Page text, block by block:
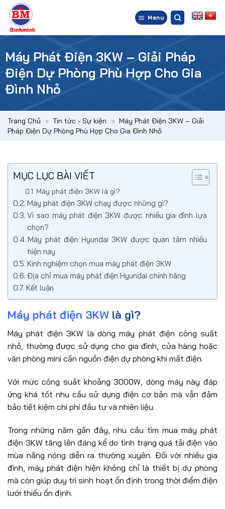
qua
nội
Menu
Máy Phát Điện 3KW – Giải Pháp
Điện Dự Phòng Phù Hợp Cho Gia
Đình Nhỏ
Trang Chủ » Tin tức - Sự kiện » Máy Phát Điện 3KW – Giải
Pháp Điện Dự Phòng Phù Hợp Cho Gia Đình Nhỏ
MỤC LỤC BÀI VIẾT
Máy phát điện 3KW là gì?
Máy phát điện 3KW chạy được những gì?
Vì sao máy phát điện 3KW được nhiều gia đình lựa
chọn?
Máy phát điện Hyundai 3KW được quan tâm nhiều
hiện nay
Kinh nghiệm chọn mua máy phát điện 3KW
Địa chỉ mua máy phát điện Hyundai chính hãng
Kết luận
Máy phát điện 3KW là gì?
Máy phát điện 3KW là dòng máy phát điện công suất
nhỏ, thường được sử dụng cho gia đình, cửa hàng hoặc
văn phòng mini cần nguồn điện dự phòng khi mất điện.
Với mức công suất khoảng 3000W, dòng máy này đáp
ứng khá tốt nhu cầu sử dụng điện cơ bản mà vẫn đảm
bảo tiết kiệm chi phí đầu tư và nhiên liệu.
Trong những năm gần đây, nhu cầu tìm mua máy phát
điện 3KW tăng lên đáng kể do tình trạng quá tải điện vào
mùa nắng nóng diễn ra thường xuyên. Đối với nhiều gia
đình, máy phát điện hiện không chỉ là thiết bị dự phòng
mà còn giúp duy trì sinh hoạt ổn định trong thời điểm điện
lưới thiếu ổn định.